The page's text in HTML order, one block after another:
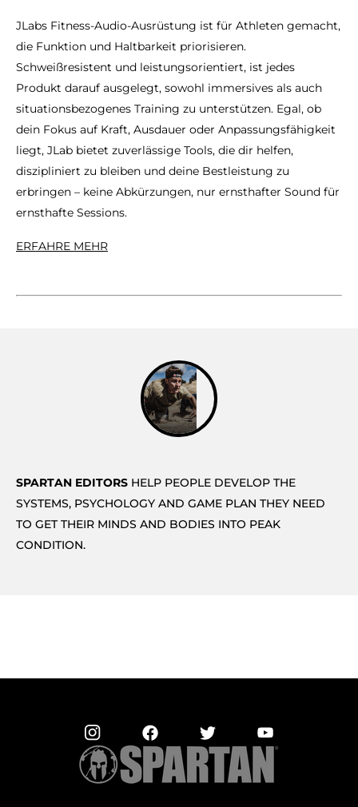
JLabs Fitness-Audio-Ausrüstung ist für Athleten gemacht,
die Funktion und Haltbarkeit priorisieren.
Schweißresistent und leistungsorientiert, ist jedes
Produkt darauf ausgelegt, sowohl immersives als auch
situationsbezogenes Training zu unterstützen. Egal, ob
dein Fokus auf Kraft, Ausdauer oder Anpassungsfähigkeit
liegt, JLab bietet zuverlässige Tools, die dir helfen,
diszipliniert zu bleiben und deine Bestleistung zu
erbringen – keine Abkürzungen, nur ernsthafter Sound für
ernsthafte Sessions.
ERFAHRE MEHR
SPARTAN EDITORS HELP PEOPLE DEVELOP THE
SYSTEMS, PSYCHOLOGY AND GAME PLAN THEY NEED
TO GET THEIR MINDS AND BODIES INTO PEAK
CONDITION.